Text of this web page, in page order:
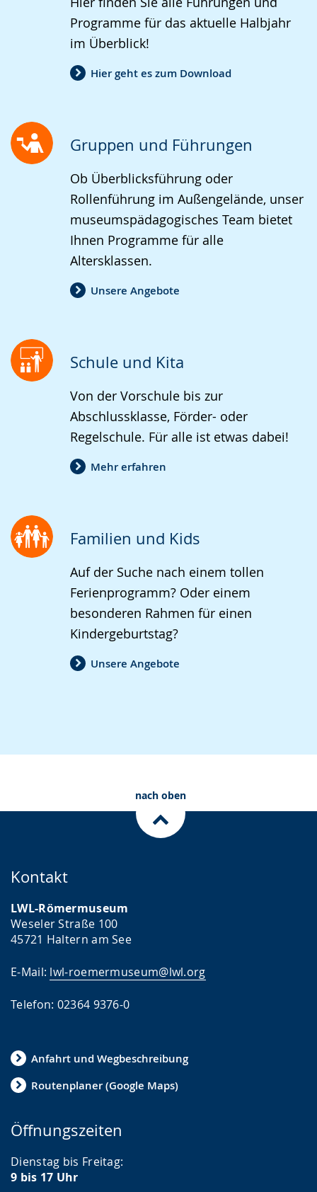
Programme für das aktuelle Halbjahr
im Überblick!
Hier geht es zum Download
Gruppen und Führungen
Ob Überblicksführung oder
Rollenführung im Außengelände, unser
museumspädagogisches Team bietet
Ihnen Programme für alle
Altersklassen.
Unsere Angebote
Schule und Kita
Von der Vorschule bis zur
Abschlussklasse, Förder- oder
Regelschule. Für alle ist etwas dabei!
Mehr erfahren
Familien und Kids
Auf der Suche nach einem tollen
Ferienprogramm? Oder einem
besonderen Rahmen für einen
Kindergeburtstag?
Unsere Angebote
nach oben
Kontakt
LWL-Römermuseum
Weseler Straße 100
45721 Haltern am See
E-Mail: lwl-roemermuseum@lwl.org
Telefon: 02364 9376-0
Anfahrt und Wegbeschreibung
Routenplaner (Google Maps)
Öffnungszeiten
Dienstag bis Freitag:
9 bis 17 Uhr